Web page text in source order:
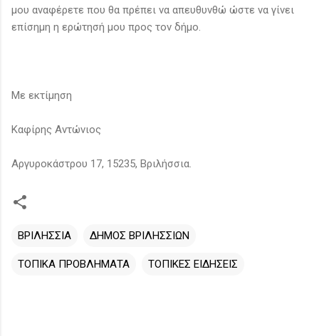
μου αναφέρετε που θα πρέπει να απευθυνθώ ώστε να γίνει
επίσημη η ερώτησή μου προς τον δήμο.
Με εκτίμηση
Καφίρης Αντώνιος
Αργυροκάστρου 17, 15235, Βριλήσσια.
ΒΡΙΛΗΣΣΙΑ ΔΗΜΟΣ ΒΡΙΛΗΣΣΙΩΝ
ΤΟΠΙΚΑ ΠΡΟΒΛΗΜΑΤΑ ΤΟΠΙΚΕΣ ΕΙΔΗΣΕΙΣ